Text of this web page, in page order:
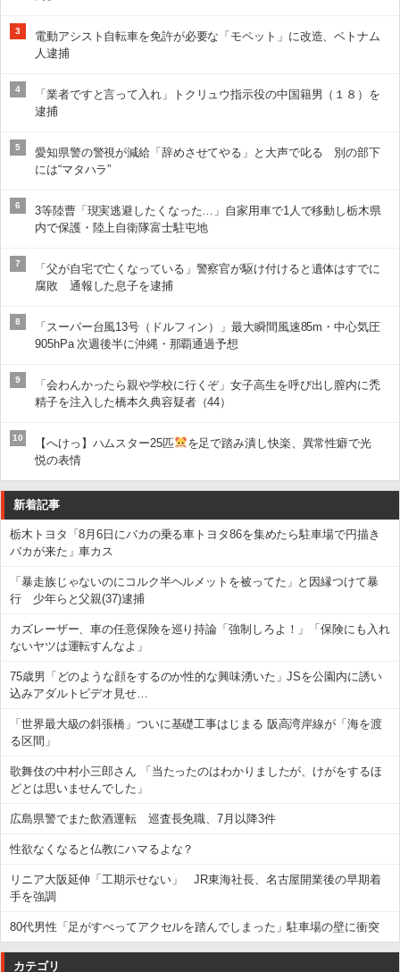
3
電動アシスト自転車を免許が必要な「モペット」に改造、ベトナム
人逮捕
4
「業者ですと言って入れ」トクリュウ指示役の中国籍男（１８）を
逮捕
5
愛知県警の警視が減給「辞めさせてやる」と大声で叱る 別の部下
には“マタハラ”
6
3等陸曹「現実逃避したくなった…」自家用車で1人で移動し栃木県
内で保護・陸上自衛隊富士駐屯地
7
「父が自宅で亡くなっている」警察官が駆け付けると遺体はすでに
腐敗 通報した息子を逮捕
8
「スーパー台風13号（ドルフィン）」最大瞬間風速85m・中心気圧
905hPa 次週後半に沖縄・那覇通過予想
9
「会わんかったら親や学校に行くぞ」女子高生を呼び出し膣内に禿
精子を注入した橋本久典容疑者（44）
10 【へけっ】ハムスター25匹
を足で踏み潰し快楽、異常性癖で光
悦の表情
新着記事
栃木トヨタ「8月6日にバカの乗る車トヨタ86を集めたら駐車場で円描き
バカが来た」車カス
「暴走族じゃないのにコルク半ヘルメットを被ってた」と因縁つけて暴
行 少年らと父親(37)逮捕
カズレーザー、車の任意保険を巡り持論「強制しろよ！」「保険にも入れ
ないヤツは運転すんなよ」
75歳男「どのような顔をするのか性的な興味湧いた」JSを公園内に誘い
込みアダルトビデオ見せ…
「世界最大級の斜張橋」ついに基礎工事はじまる 阪高湾岸線が「海を渡
る区間」
歌舞伎の中村小三郎さん 「当たったのはわかりましたが、けがをするほ
どとは思いませんでした」
広島県警でまた飲酒運転 巡査長免職、7月以降3件
性欲なくなると仏教にハマるよな？
リニア大阪延伸「工期示せない」 JR東海社長、名古屋開業後の早期着
手を強調
80代男性「足がすべってアクセルを踏んでしまった」駐車場の壁に衝突
カテゴリ